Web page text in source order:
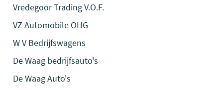
Vredegoor Trading V.O.F.
VZ Automobile OHG
W V Bedrijfswagens
De Waag bedrijfsauto's
De Waag Auto's